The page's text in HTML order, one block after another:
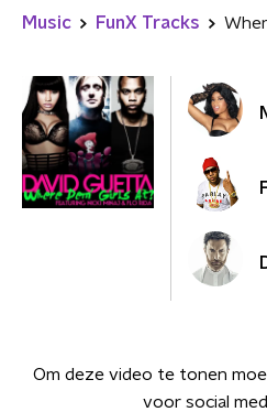
Music FunX Tracks
Om deze video te tonen
voor social